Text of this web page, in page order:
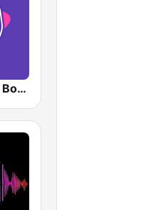
RadioAcktiva Bogotá